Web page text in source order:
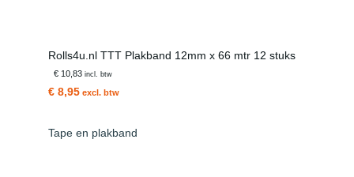
Rolls4u.nl TTT Plakband 12mm x 66 mtr 12 stuks
€ 10,83incl. btw
€ 8,95 excl. btw
Tape en plakband